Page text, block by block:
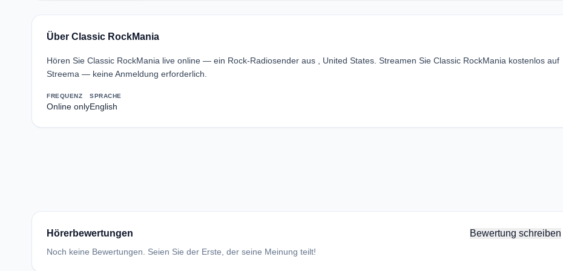
Über Classic RockMania
Hören Sie Classic RockMania live online — ein Rock-Radiosender aus , United States. Streamen Sie Classic RockMania kostenlos auf
Streema — keine Anmeldung erforderlich.
FREQUENZ
Online only
SPRACHE
English
Hörerbewertungen Bewertung schreiben
Noch keine Bewertungen. Seien Sie der Erste, der seine Meinung teilt!